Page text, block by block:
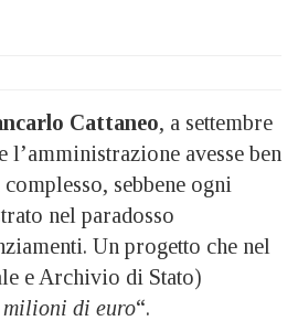
Cattaneo, a settembre
l’amministrazione avesse ben
sebbene ogni
nel paradosso
Un progetto che nel
e Archivio di Stato)
milioni di euro“.